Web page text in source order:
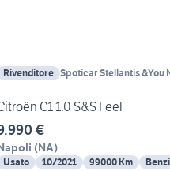
Rivenditore Spoticar Stellantis &You
C1 1.0 S&S Feel
€
(NA)
Usato 10/2021 99000 Km